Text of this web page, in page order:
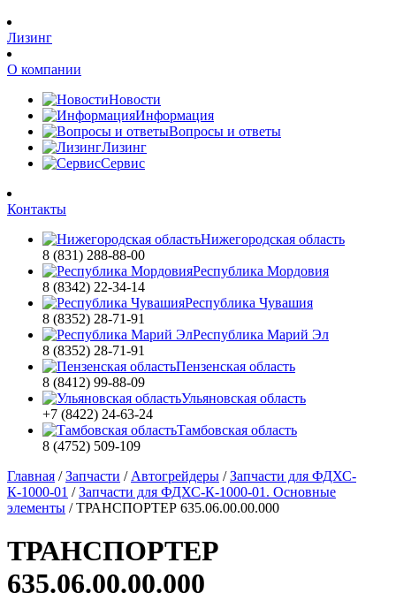
Лизинг
О компании
Новости
Информация
Вопросы и ответы
Лизинг
Сервис
Контакты
Нижегородская область
8 (831) 288-88-00
Республика Мордовия
8 (8342) 22-34-14
Республика Чувашия
8 (8352) 28-71-91
Республика Марий Эл
8 (8352) 28-71-91
Пензенская область
8 (8412) 99-88-09
Ульяновская область
+7 (8422) 24-63-24
Тамбовская область
8 (4752) 509-109
Главная /Запчасти / Автогрейдеры /Запчасти для ФДХС-
К-1000-01 /Запчасти для ФДХС-К-1000-01. Основные
элементы /ТРАНСПОРТЕР 635.06.00.00.000
ТРАНСПОРТЕР
635.06.00.00.000